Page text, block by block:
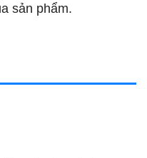
sản phẩm.